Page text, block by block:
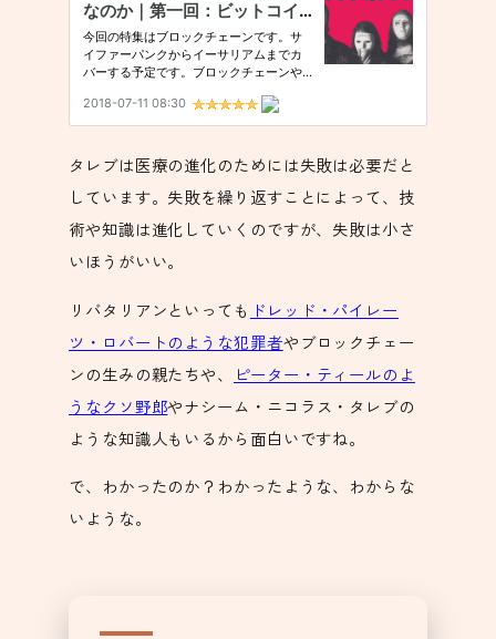
タレブは医療の進化のためには失敗は必要だと
しています。失敗を繰り返すことによって、技
術や知識は進化していくのですが、失敗は小さ
いほうがいい。
リバタリアンといっても ドレッド・パイレー
ツ・ロバートのような犯罪者やブロックチェー
ンの生みの親たちや、
ピーター・ティールのよ
うなクソ野郎やナシーム・ニコラス・タレブの
ような知識人もいるから面白いですね。
で、わかったのか？わかったような、わからな
いような。